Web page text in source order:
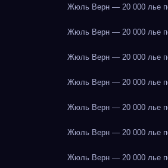
Жюль Верн — 20 000 лье
Жюль Верн — 20 000 лье
Жюль Верн — 20 000 лье
Жюль Верн — 20 000 лье
Жюль Верн — 20 000 лье
Жюль Верн — 20 000 лье
Жюль Верн — 20 000 лье